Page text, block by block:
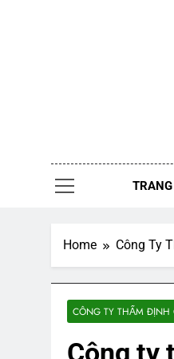
Home Công Ty
CÔNG TY THẨM ĐỊNH
Công ty